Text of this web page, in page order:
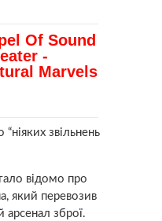
звільнень
відомо про
який перевозив
арсенал зброї.